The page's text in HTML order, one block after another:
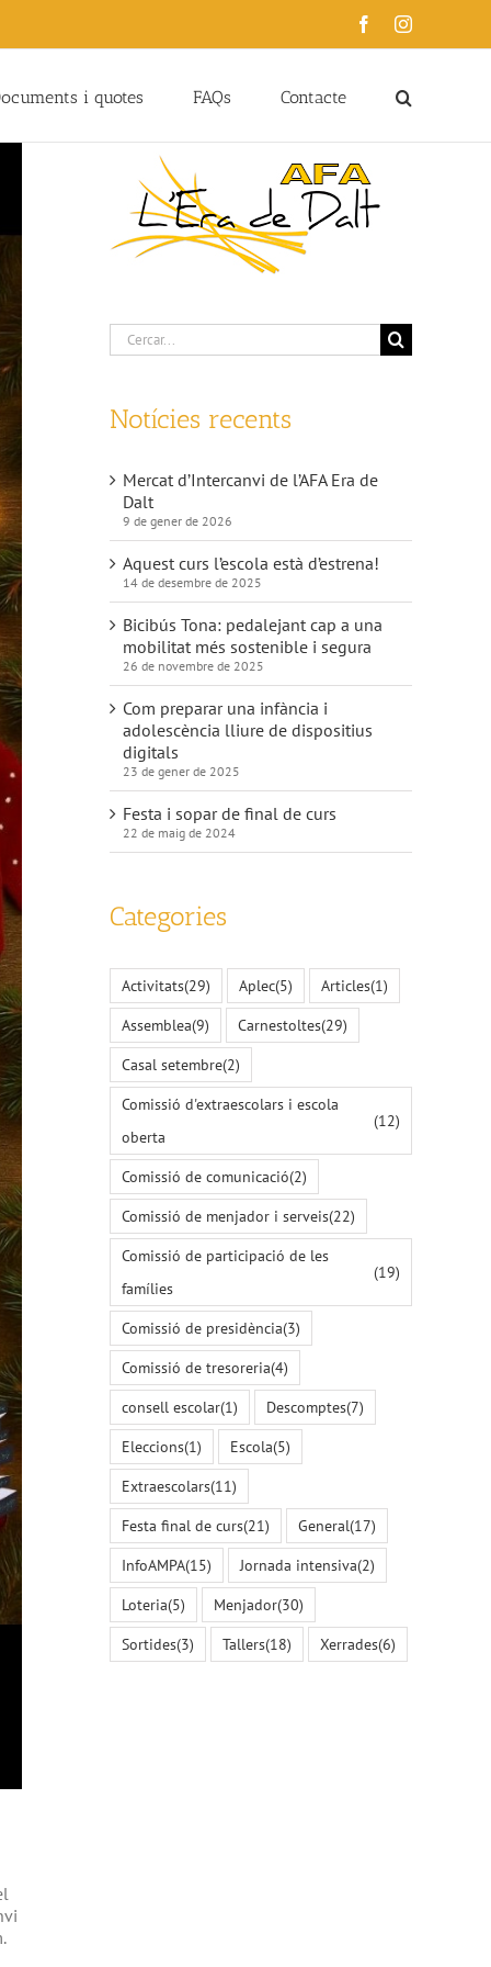
FacebookInstagram
i quotes FAQs Contacte
Cerca
…
Notícies recents
Mercat d’Intercanvi de l’AFA Era de
Dalt
9 de gener de 2026
Aquest curs l’escola està d’estrena!
14 de desembre de 2025
Bicibús Tona: pedalejant cap a una
mobilitat més sostenible i segura
26 de novembre de 2025
Com preparar una infància i
adolescència lliure de dispositius
digitals
23 de gener de 2025
Festa i sopar de final de curs
22 de maig de 2024
Categories
Activitats(29) Aplec(5) Articles(1)
Assemblea(9) Carnestoltes(29)
Casal setembre(2)
Comissió d'extraescolars i escola
oberta
(12)
Comissió de comunicació(2)
Comissió de menjador i serveis(22)
Comissió de participació de les
famílies
(19)
Comissió de presidència(3)
Comissió de tresoreria(4)
consell escolar(1) Descomptes(7)
Eleccions(1) Escola(5)
Extraescolars(11)
Festa final de curs(21) General(17)
InfoAMPA(15) Jornada intensiva(2)
Loteria(5) Menjador(30)
Sortides(3) Tallers(18) Xerrades(6)